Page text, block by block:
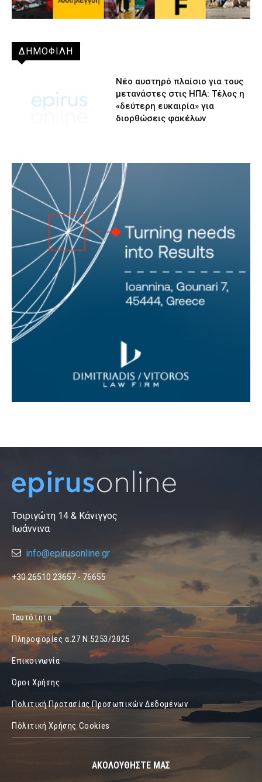
ΔΗΜΟΦΙΛΗ
Νέο αυστηρό πλαίσιο για τους
μετανάστες στις ΗΠΑ: Τέλος η
«δεύτερη ευκαιρία» για
διορθώσεις φακέλων
Τσιριγώτη 14 & Κάνιγγος
Ιωάννινα
info@epirusonline.gr
+30 26510 23657 - 76655
Ταυτότητα
Πληροφορίες α.27 Ν.5253/2025
Επικοινωνία
Όροι Χρήσης
Πολιτική Προτασίας Προσωπικών Δεδομένων
Πόλιτική Χρήσης Cookies
ΑΚΟΛΟΥΘΗΣΤΕ ΜΑΣ